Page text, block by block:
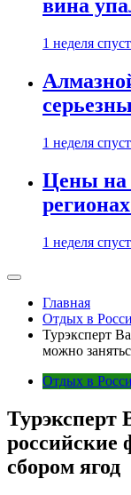
вина
1 неделя
1 неделя
Цены на
1 неделя
Главная
Отдых в
Турэксперт
можно
Отдых в
Турэксперт
российские
сбором ягод